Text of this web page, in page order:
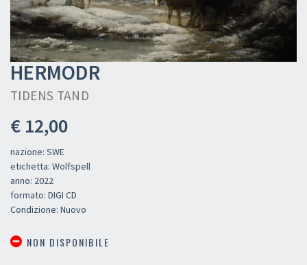
HERMODR
TIDENS TAND
€ 12,00
nazione: SWE
etichetta: Wolfspell
anno: 2022
formato: DIGI CD
Condizione: Nuovo
NON DISPONIBILE